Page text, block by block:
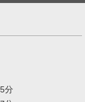
分